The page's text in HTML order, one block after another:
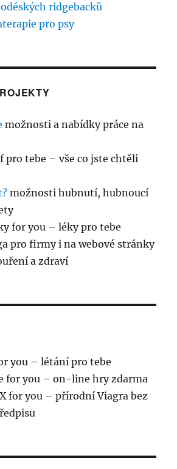
ridgebacků
pro psy
možnosti a nabídky práce na
pro tebe – vše co jste chtěli
možnosti hubnutí, hubnoucí
for you – léky pro tebe
pro firmy i na webové stránky
a zdraví
you – létání pro tebe
for you – on-line hry zdarma
for you – přírodní Viagra bez